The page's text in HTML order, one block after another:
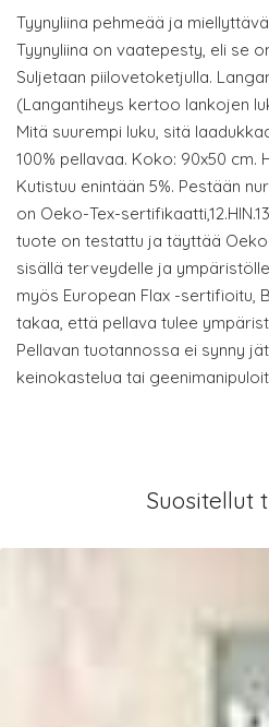
Tyynyliina pehmeää ja
Tyynyliina on vaatepesty, eli se
Suljetaan piilovetoketjulla.
(Langantiheys kertoo lankojen
Mitä suurempi luku, sitä
100% pellavaa. Koko: 90x50 cm.
Kutistuu enintään 5%. Pestään
on Oeko-Tex-
tuote on testattu ja täyttää
sisällä terveydelle ja
myös European Flax -sertifioitu,
takaa, että pellava tulee
Pellavan tuotannossa ei synny
keinokastelua tai
Suositellut